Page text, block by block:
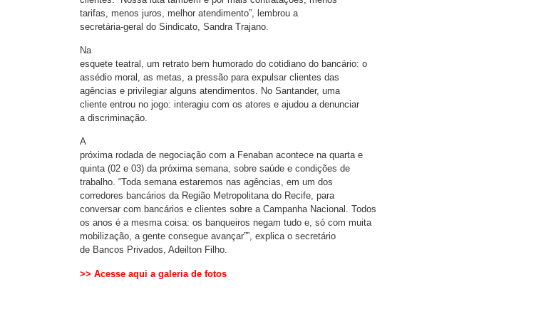
tarifas, menos juros, melhor atendimento”, lembrou a
secretária-geral do Sindicato, Sandra Trajano.
Na
esquete teatral, um retrato bem humorado do cotidiano do bancário: o
assédio moral, as metas, a pressão para expulsar clientes das
agências e privilegiar alguns atendimentos. No Santander, uma
cliente entrou no jogo: interagiu com os atores e ajudou a denunciar
a discriminação.
A
próxima rodada de negociação com a Fenaban acontece na quarta e
quinta (02 e 03) da próxima semana, sobre saúde e condições de
trabalho. “Toda semana estaremos nas agências, em um dos
corredores bancários da Região Metropolitana do Recife, para
conversar com bancários e clientes sobre a Campanha Nacional. Todos
os anos é a mesma coisa: os banqueiros negam tudo e, só com muita
mobilização, a gente consegue avançar””, explica o secretário
de Bancos Privados, Adeilton Filho.
>> Acesse aqui a galeria de fotos